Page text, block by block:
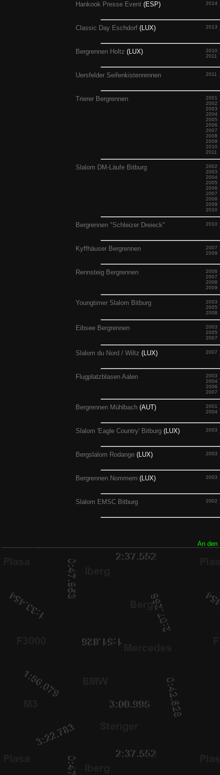
Hankook Presse Event (ESP) 2014
Classic Day Eschdorf (LUX) 2013
Bergrennen Holtz (LUX)
2010
2011
Uersfelder Seifenkistenrennen 2011
Trierer Bergrennen
2001
2002
2003
2004
2005
2006
2007
2008
2009
2010
2011
Slalom DM-Läufe Bitburg
2002
2003
2004
2005
2006
2007
2008
2009
2010
Bergrennen "Schleizer Dreieck" 2010
Kyffhäuser Bergrennen
2007
2009
Rennsteig Bergrennen
2006
2007
2008
2009
Youngtimer Slalom Bitburg
2003
2005
2008
Eibsee Bergrennen
2003
2005
2007
Slalom du Nord / Wiltz (LUX) 2007
Flugplatzblasen Aalen
2003
2004
2006
2007
Bergrennen Mühlbach (AUT)
2001
2004
Slalom 'Eagle Country' Bitburg (LUX) 2003
Bergslalom Rodange (LUX) 2003
Bergrennen Nommern (LUX) 2003
Slalom EMSC Bitburg 2002
An den